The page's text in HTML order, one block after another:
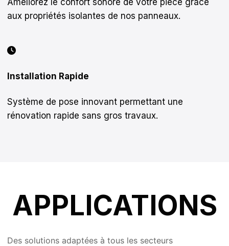
Améliorez le confort sonore de votre pièce grâce
aux propriétés isolantes de nos panneaux.
Installation Rapide
Système de pose innovant permettant une
rénovation rapide sans gros travaux.
APPLICATIONS
Des solutions adaptées à tous les secteurs